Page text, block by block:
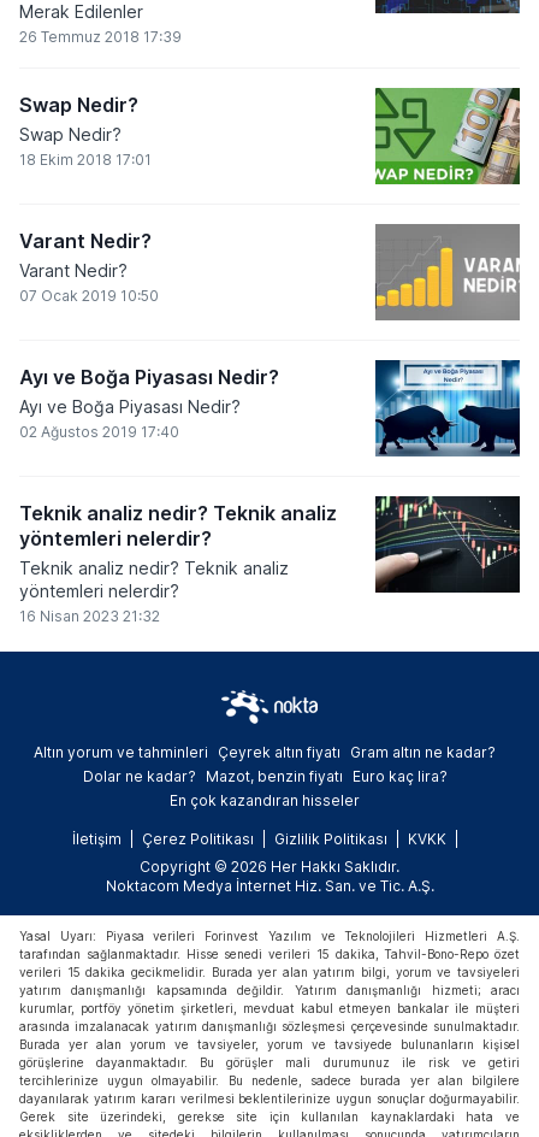
Merak Edilenler
26 Temmuz 2018 17:39
Swap Nedir?
Swap Nedir?
18 Ekim 2018 17:01
Varant Nedir?
Varant Nedir?
07 Ocak 2019 10:50
Ayı ve Boğa Piyasası Nedir?
Ayı ve Boğa Piyasası Nedir?
02 Ağustos 2019 17:40
Teknik analiz nedir? Teknik analiz
yöntemleri nelerdir?
Teknik analiz nedir? Teknik analiz
yöntemleri nelerdir?
16 Nisan 2023 21:32
Altın yorum ve tahminleri Çeyrek altın fiyatı
Gram altın ne kadar?
Dolar ne kadar?
Mazot, benzin fiyatı
Euro kaç lira?
En çok kazandıran hisseler
İletişim Çerez Politikası Gizlilik Politikası
KVKK
Copyright © 2026 Her Hakkı Saklıdır.
Noktacom Medya İnternet Hiz. San. ve Tic. A.Ş.
Yasal Uyarı: Piyasa verileri Forinvest Yazılım ve Teknolojileri Hizmetleri A.Ş.
tarafından sağlanmaktadır. Hisse senedi verileri 15 dakika, Tahvil-Bono-Repo özet
verileri 15 dakika gecikmelidir. Burada yer alan yatırım bilgi, yorum ve tavsiyeleri
yatırım danışmanlığı kapsamında değildir. Yatırım danışmanlığı hizmeti; aracı
kurumlar, portföy yönetim şirketleri, mevduat kabul etmeyen bankalar ile müşteri
arasında imzalanacak yatırım danışmanlığı sözleşmesi çerçevesinde sunulmaktadır.
Burada yer alan yorum ve tavsiyeler, yorum ve tavsiyede bulunanların kişisel
görüşlerine dayanmaktadır. Bu görüşler mali durumunuz ile risk ve getiri
tercihlerinize uygun olmayabilir. Bu nedenle, sadece burada yer alan bilgilere
dayanılarak yatırım kararı verilmesi beklentilerinize uygun sonuçlar doğurmayabilir.
Gerek site üzerindeki, gerekse site için kullanılan kaynaklardaki hata ve